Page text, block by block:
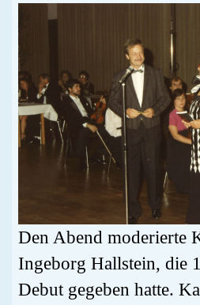
Den Abend moderierte
Ingeborg Hallstein, die
Debut gegeben hatte.